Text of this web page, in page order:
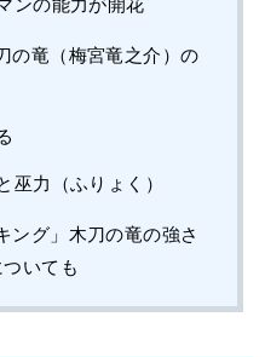
ンの能力が開花
の竜（梅宮竜之介）の
巫力（ふりょく）
ング」木刀の竜の強さ
いても